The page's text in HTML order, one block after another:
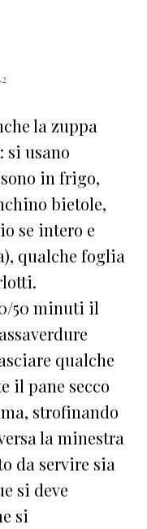
la zuppa
si usano
in frigo,
bietole,
se intero e
qualche foglia
50 minuti il
qualche
il pane secco
strofinando
la minestra
da servire sia
si deve
si